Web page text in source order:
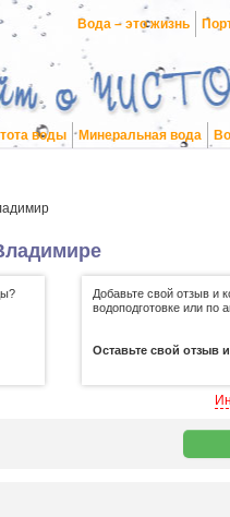
Вода – это жизнь
воды Минеральная вода
Добавьте свой отзыв и
водоподготовке или по
Оставьте свой отзыв